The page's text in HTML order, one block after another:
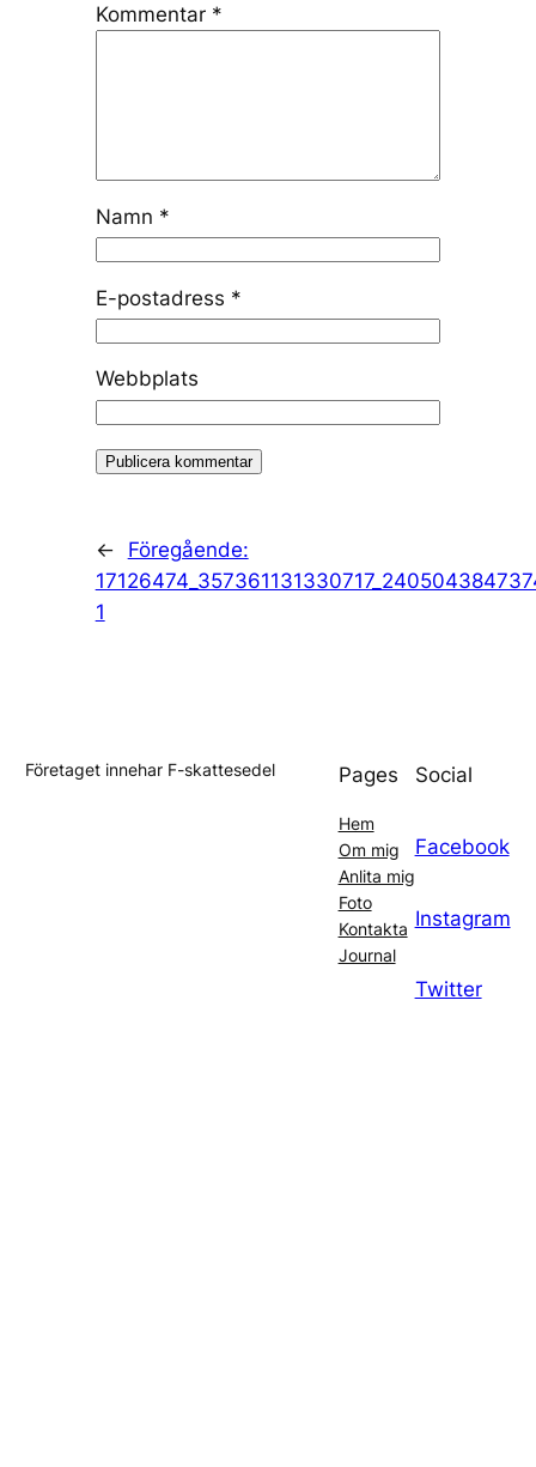
Kommentar *
Namn *
E-postadress *
Webbplats
←
Föregående:
1
Företaget innehar F-skattesedel Pages
Hem
Om mig
Anlita mig
Foto
Kontakta
Journal
Social
Facebook
Instagram
Twitter